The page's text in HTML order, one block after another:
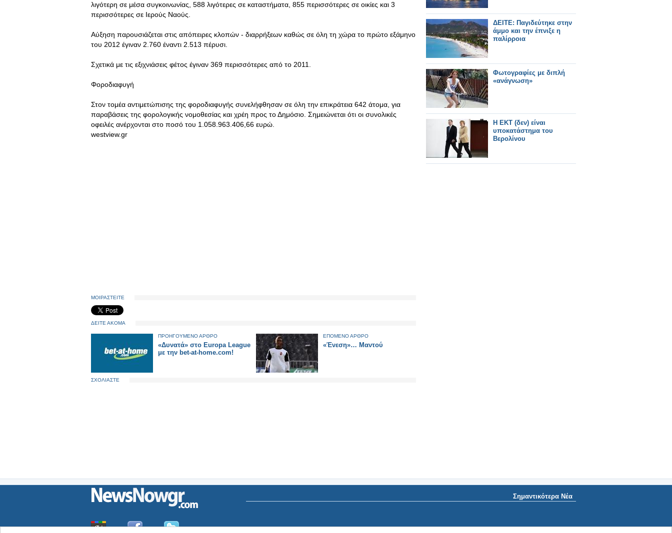
λιγότερη σε μέσα συγκοινωνίας, 588 λιγότερες σε καταστήματα, 855 περισσότερες σε οικίες και 3
περισσότερες σε Ιερούς Ναούς.
Αύξηση παρουσιάζεται στις απόπειρες κλοπών - διαρρήξεων καθώς σε όλη τη χώρα το πρώτο εξάμηνο
του 2012 έγιναν 2.760 έναντι 2.513 πέρυσι.
Σχετικά με τις εξιχνιάσεις φέτος έγιναν 369 περισσότερες από το 2011.
Φοροδιαφυγή
Στον τομέα αντιμετώπισης της φοροδιαφυγής συνελήφθησαν σε όλη την επικράτεια 642 άτομα, για
παραβάσεις της φορολογικής νομοθεσίας και χρέη προς το Δημόσιο. Σημειώνεται ότι οι συνολικές
οφειλές ανέρχονται στο ποσό του 1.058.963.406,66 ευρώ.
westview.gr
ΜΟΙΡΑΣΤΕΙΤΕ
ΔΕΙΤΕ ΑΚΟΜΑ
ΠΡΟΗΓΟΥΜΕΝΟ ΑΡΘΡΟ
«Δυνατά» στο Europa League
με την bet-at-home.com!
ΕΠΟΜΕΝΟ ΑΡΘΡΟ
«Ένεση»… Μαντού
ΣΧΟΛΙΑΣΤΕ
ΔΕΙΤΕ: Παγιδεύτηκε στην
άμμο και την έπνιξε η
παλίρροια
Φωτογραφίες με διπλή
«ανάγνωση»
Η ΕΚΤ (δεν) είναι
υποκατάστημα του
Βερολίνου
Σημαντικότερα Νέα